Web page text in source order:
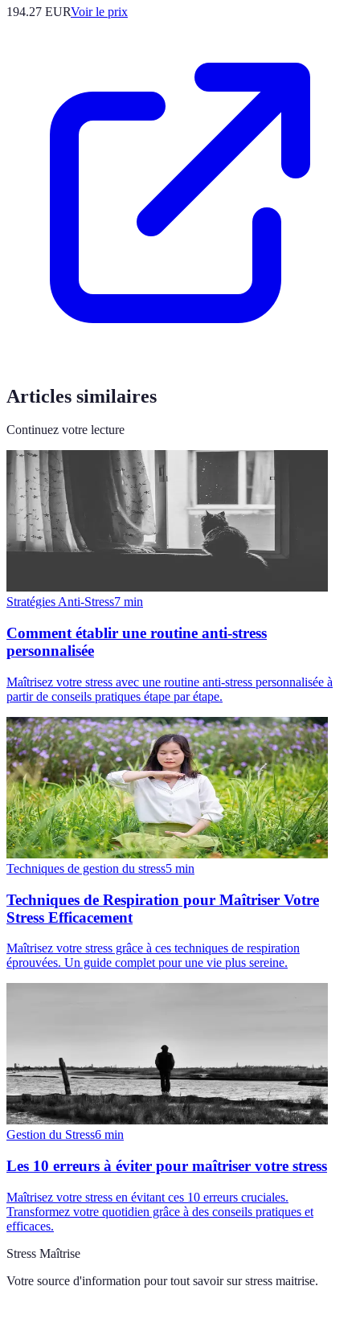
194.27 EURVoir le prix
Articles similaires
Continuez votre lecture
Stratégies Anti-Stress7 min
Comment établir une routine anti-stress
personnalisée
Maîtrisez votre stress avec une routine anti-stress personnalisée à
partir de conseils pratiques étape par étape.
Techniques de gestion du stress5 min
Techniques de Respiration pour Maîtriser Votre
Stress Efficacement
Maîtrisez votre stress grâce à ces techniques de respiration
éprouvées. Un guide complet pour une vie plus sereine.
Gestion du Stress6 min
Les 10 erreurs à éviter pour maîtriser votre stress
Maîtrisez votre stress en évitant ces 10 erreurs cruciales.
Transformez votre quotidien grâce à des conseils pratiques et
efficaces.
Stress Maîtrise
Votre source d'information pour tout savoir sur stress maitrise.